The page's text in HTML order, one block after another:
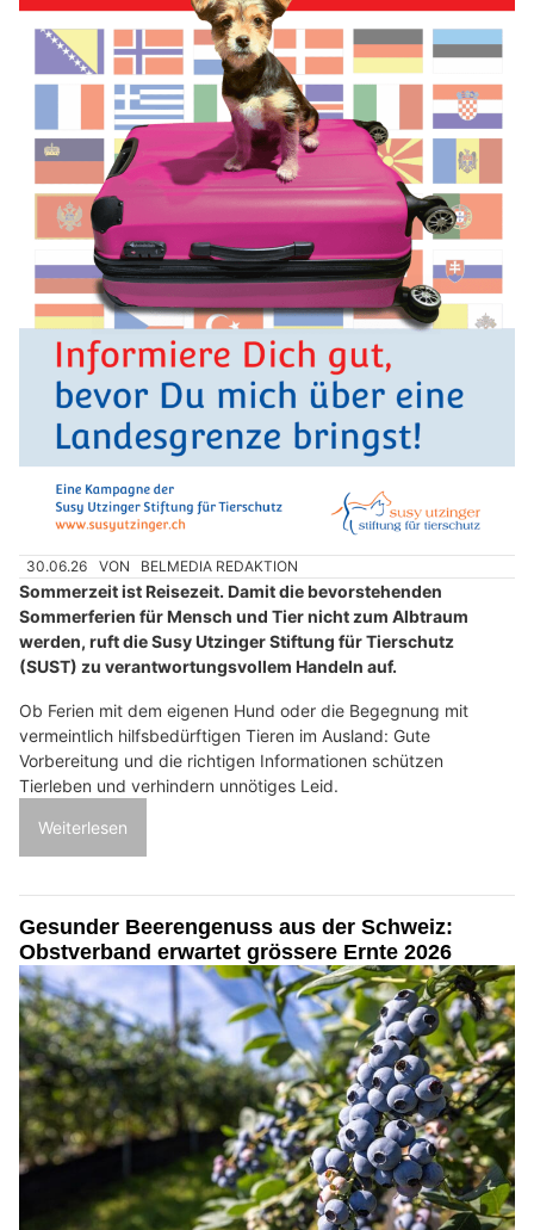
30.06.26 VON BELMEDIA REDAKTION
Sommerzeit ist Reisezeit. Damit die bevorstehenden
Sommerferien für Mensch und Tier nicht zum Albtraum
werden, ruft die Susy Utzinger Stiftung für Tierschutz
(SUST) zu verantwortungsvollem Handeln auf.
Ob Ferien mit dem eigenen Hund oder die Begegnung mit
vermeintlich hilfsbedürftigen Tieren im Ausland: Gute
Vorbereitung und die richtigen Informationen schützen
Tierleben und verhindern unnötiges Leid.
Weiterlesen
Gesunder Beerengenuss aus der Schweiz:
Obstverband erwartet grössere Ernte 2026